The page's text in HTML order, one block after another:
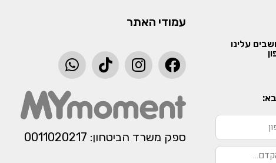
עלינו
עמודי האתר
ספק משרד הביטחון: 0011020217​​